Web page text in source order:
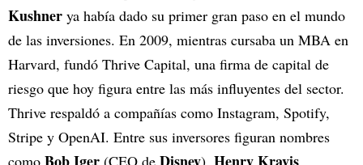
Kushner ya había dado su primer gran paso en el mundo
de las inversiones. En 2009, mientras cursaba un MBA en
Harvard, fundó Thrive Capital, una firma de capital de
riesgo que hoy figura entre las más influyentes del sector.
Thrive respaldó a compañías como Instagram, Spotify,
Stripe y OpenAI. Entre sus inversores figuran nombres
como
(CEO de ),